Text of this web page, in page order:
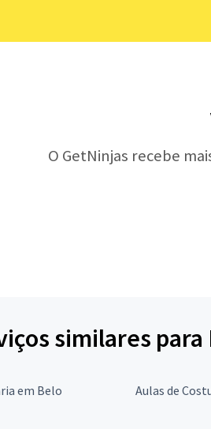
O GetNinjas recebe
similares
em Belo
Aulas de